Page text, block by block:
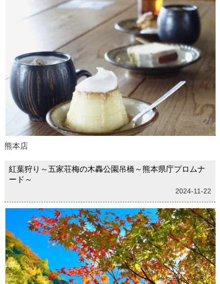
熊本店
紅葉狩り～五家荘梅の木轟公園吊橋～熊本県庁プロムナ
ード～
2024-11-22